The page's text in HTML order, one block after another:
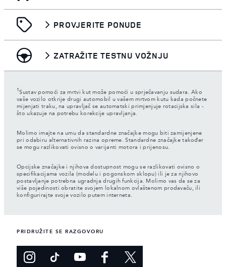
PROVJERITE PONUDE
ZATRAŽITE TESTNU VOŽNJU
1Sustav pomoći za mrtvi kut može pomoći u sprječavanju sudara. Ako
vaše vozilo otkrije drugi automobil u vašem mrtvom kutu kada počnete
mijenjati traku, na upravljač se automatski primjenjuje rotacijska sila -
što ukazuje na potrebu korekcije upravljanja.
Molimo imajte na umu da standardne značajke mogu biti zamijenjene
pri odabiru alternativnih razina opreme. Standardne značajke također
se mogu razlikovati ovisno o varijanti motora i prijenosu.
Opcijske značajke i njihova dostupnost mogu se razlikovati ovisno o
specifikacijama vozila (modelu i pogonskom sklopu) ili je za njihovo
postavljanje potrebna ugradnja drugih funkcija. Molimo vas da se za
više pojedinosti obratite svojem lokalnom ovlaštenom prodavaču, ili
konfigurirajte svoje vozilo putem interneta.
PRIDRUŽITE SE RAZGOVORU